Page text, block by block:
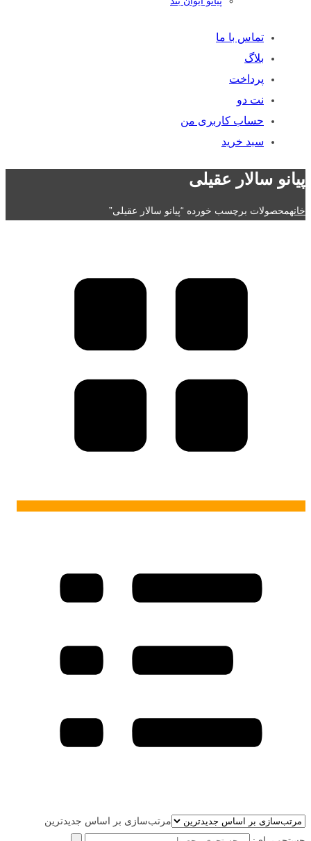
تماس با ما
بلاگ
پرداخت
نت دو
حساب کاربری من
سبد خرید
پیانو سالار عقیلی
خانهمحصولات برچسب خورده “پیانو سالار عقیلی”
مرتب‌سازی بر اساس جدیدترین